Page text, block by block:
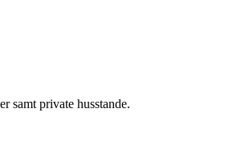
samt private husstande.